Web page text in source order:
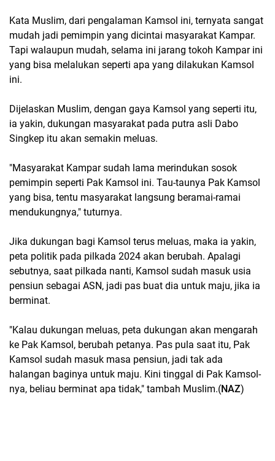
Kata Muslim, dari pengalaman Kamsol ini, ternyata sangat
mudah jadi pemimpin yang dicintai masyarakat Kampar.
Tapi walaupun mudah, selama ini jarang tokoh Kampar ini
yang bisa melalukan seperti apa yang dilakukan Kamsol
ini.
Dijelaskan Muslim, dengan gaya Kamsol yang seperti itu,
ia yakin, dukungan masyarakat pada putra asli Dabo
Singkep itu akan semakin meluas.
"Masyarakat Kampar sudah lama merindukan sosok
pemimpin seperti Pak Kamsol ini. Tau-taunya Pak Kamsol
yang bisa, tentu masyarakat langsung beramai-ramai
mendukungnya," tuturnya.
Jika dukungan bagi Kamsol terus meluas, maka ia yakin,
peta politik pada pilkada 2024 akan berubah. Apalagi
sebutnya, saat pilkada nanti, Kamsol sudah masuk usia
pensiun sebagai ASN, jadi pas buat dia untuk maju, jika ia
berminat.
"Kalau dukungan meluas, peta dukungan akan mengarah
ke Pak Kamsol, berubah petanya. Pas pula saat itu, Pak
Kamsol sudah masuk masa pensiun, jadi tak ada
halangan baginya untuk maju. Kini tinggal di Pak Kamsol-
nya, beliau berminat apa tidak," tambah Muslim.(NAZ)